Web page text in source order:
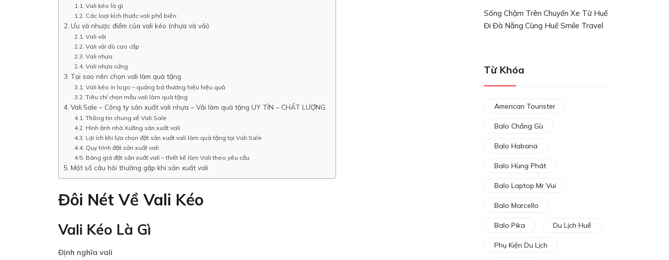
Vali kéo là gì
Các loại kích thước vali phổ biến:
Ưu và nhược điểm của vali kéo (nhựa và vải)
Vali vải
Vali vải dù cao cấp
Vali nhựa
Vali nhựa cứng
Tại sao nên chọn vali làm quà tặng
Vali kéo in logo – quảng bá thương hiệu hiệu quả
Tiêu chí chọn mẫu vali làm quà tặng
Vali.Sale – Công ty sản xuất vali nhựa – Vải làm quà tặng UY TÍN – CHẤT LƯỢNG
Thông tin chung về Vali.Sale
Hình ảnh nhà Xưởng sản xuất vali
Lợi ích khi lựa chọn đặt sản xuất vali làm quà tặng tại Vali.Sale
Quy trình đặt sản xuất vali
Bảng giá đặt sản xuất vali – thiết kế làm Vali theo yêu cầu
Một số câu hỏi thường gặp khi sản xuất vali
Đôi Nét Về Vali Kéo
Vali Kéo Là Gì
Định nghĩa vali
Sống Chậm Trên Chuyến Xe Từ Huế
Đi Đà Nẵng Cùng Huế Smile Travel
Từ Khóa
American Tourister
Balo Chống Gù
Balo Habana
Balo Hùng Phát
Balo Laptop Mr Vui
Balo Marcello
Balo Pika Du Lịch Huế
Phụ Kiện Du Lịch